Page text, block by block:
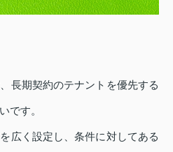
長期契約のテナントを優先する
です。
広く設定し、条件に対してある